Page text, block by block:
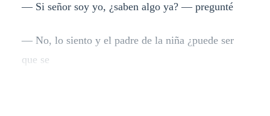
— Si señor soy yo, ¿saben algo ya? — pregunté
— No, lo siento y el padre de la niña ¿puede ser
que se